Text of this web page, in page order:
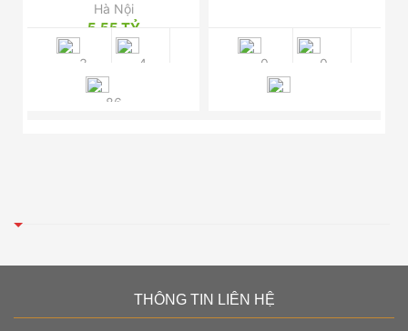
Hà Nội
5.55 TỶ
3 4
86
0 0
THÔNG TIN LIÊN HỆ